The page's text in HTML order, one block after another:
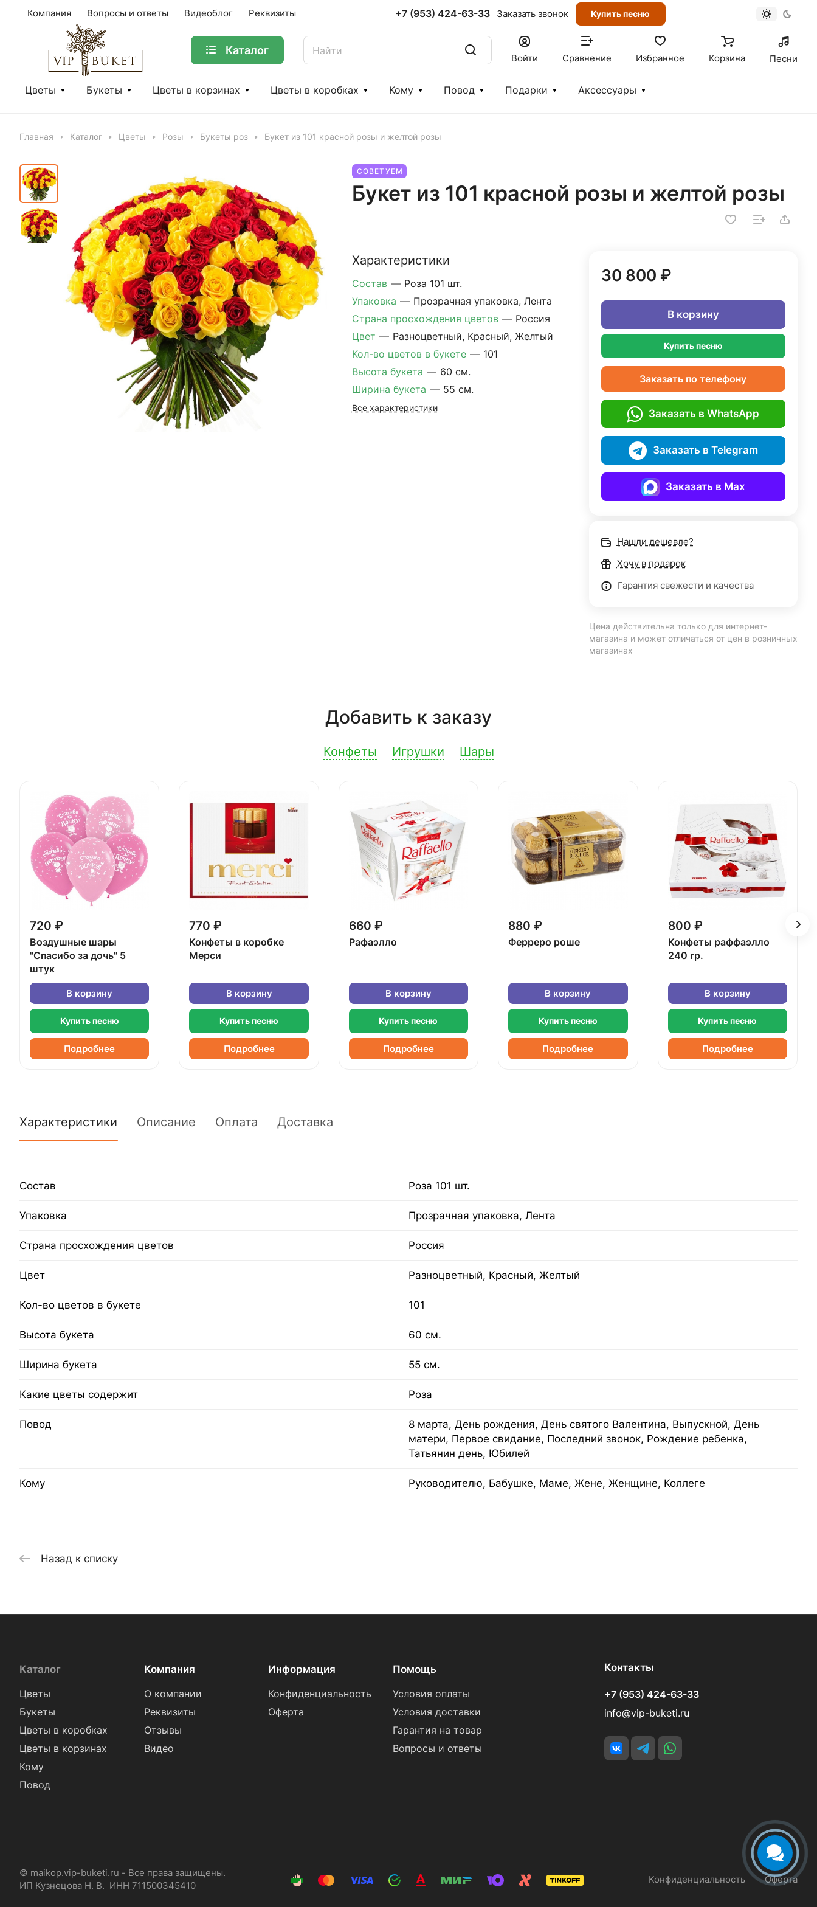
Компания Вопросы и ответы Видеоблог Реквизиты +7 (953) 424-63-33 Заказать звонок Купить песню
Каталог
Войти Сравнение Избранное Корзина Песни
Цветы Букеты Цветы в корзинах Цветы в коробках Кому Повод Подарки Аксессуары
Главная Каталог Цветы Розы Букеты роз Букет из 101 красной розы и желтой розы
СОВЕТУЕМ
Букет из 101 красной розы и желтой розы
Характеристики
Состав — Роза 101 шт.
Упаковка — Прозрачная упаковка, Лента
Страна просхождения цветов — Россия
Цвет — Разноцветный, Красный, Желтый
Кол-во цветов в букете — 101
Высота букета — 60 см.
Ширина букета — 55 см.
Все характеристики
30 800 ₽
В корзину
Купить песню
Заказать по телефону
Заказать в WhatsApp
Заказать в Telegram
Заказать в Max
Нашли дешевле?
Хочу в подарок
Гарантия свежести и качества
Цена действительна только для интернет-
магазина и может отличаться от цен в розничных
магазинах
Добавить к заказу
Конфеты Игрушки Шары
720 ₽
Воздушные шары
"Спасибо за дочь" 5
штук
В корзину
Купить песню
Подробнее
770 ₽
Конфеты в коробке
Мерси
В корзину
Купить песню
Подробнее
660 ₽
Рафаэлло
В корзину
Купить песню
Подробнее
880 ₽
Ферреро роше
В корзину
Купить песню
Подробнее
800 ₽
Конфеты раффаэлло
240 гр.
В корзину
Купить песню
Подробнее
Характеристики Описание Оплата Доставка
Состав Роза 101 шт.
Упаковка Прозрачная упаковка, Лента
Страна просхождения цветов Россия
Цвет Разноцветный, Красный, Желтый
Кол-во цветов в букете 101
Высота букета 60 см.
Ширина букета 55 см.
Какие цветы содержит Роза
Повод
8 марта, День рождения, День святого Валентина, Выпускной, День
матери, Первое свидание, Последний звонок, Рождение ребенка,
Татьянин день, Юбилей
Кому Руководителю, Бабушке, Маме, Жене, Женщине, Коллеге
Назад к списку
Каталог
Цветы
Букеты
Цветы в коробках
Цветы в корзинах
Кому
Повод
Компания
О компании
Реквизиты
Отзывы
Видео
Информация
Конфиденциальность
Оферта
Помощь
Условия оплаты
Условия доставки
Гарантия на товар
Вопросы и ответы
Контакты
+7 (953) 424-63-33
info@vip-buketi.ru
© maikop.vip-buketi.ru - Все права защищены.
ИП Кузнецова Н. В. ИНН 711500345410
Конфиденциальность Оферта